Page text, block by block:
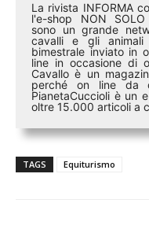
La rivista INFORMA
l'e-shop NON SOLO
sono un grande
cavalli e gli
bimestrale inviato in
line in occasione di
Cavallo è un
perché on line da
PianetaCuccioli è un
oltre 15.000 articoli a
TAGS Equiturismo